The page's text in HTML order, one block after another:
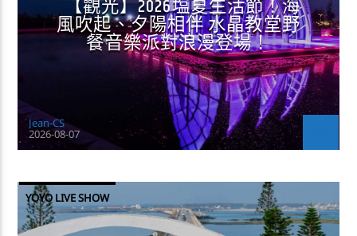
【觀光】2026塩夏生活節！海
風吹起、夕陽相伴 水晶教堂野
餐音樂派對浪漫登場！
Jean-CS
2026-08-07
YOYO LIVE SHOW